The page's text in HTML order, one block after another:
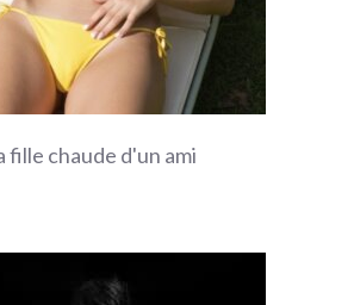
fille chaude d'un ami